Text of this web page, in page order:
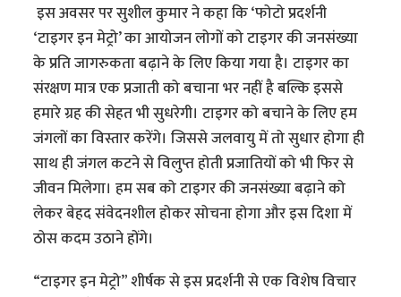
इस अवसर पर सुशील कुमार ने कहा कि ‘फोटो प्रदर्शनी
‘टाइगर इन मेट्रो’ का आयोजन लोगों को टाइगर की जनसंख्या
के प्रति जागरुकता बढ़ाने के लिए किया गया है। टाइगर का
संरक्षण मात्र एक प्रजाती को बचाना भर नहीं है बल्कि इससे
हमारे ग्रह की सेहत भी सुधरेगी। टाइगर को बचाने के लिए हम
जंगलों का विस्तार करेंगे। जिससे जलवायु में तो सुधार होगा ही
साथ ही जंगल कटने से विलुप्त होती प्रजातियों को भी फिर से
जीवन मिलेगा। हम सब को टाइगर की जनसंख्या बढ़ाने को
लेकर बेहद संवेदनशील होकर सोचना होगा और इस दिशा में
ठोस कदम उठाने होंगे।
“टाइगर इन मेट्रो” शीर्षक से इस प्रदर्शनी से एक विशेष विचार